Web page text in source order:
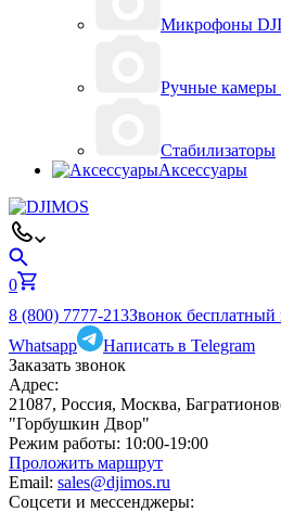
Микрофоны DJI
Ручные камеры
Стабилизаторы
Аксессуары
0
8 (800) 7777-213Звонок
Whatsapp
Написать в Telegram
Заказать звонок
Адрес:
21087, Россия, Москва,
"Горбушкин Двор"
Режим работы: 10:00-19:00
Проложить маршрут
Email: sales@djimos.ru
Соцсети и мессенджеры: